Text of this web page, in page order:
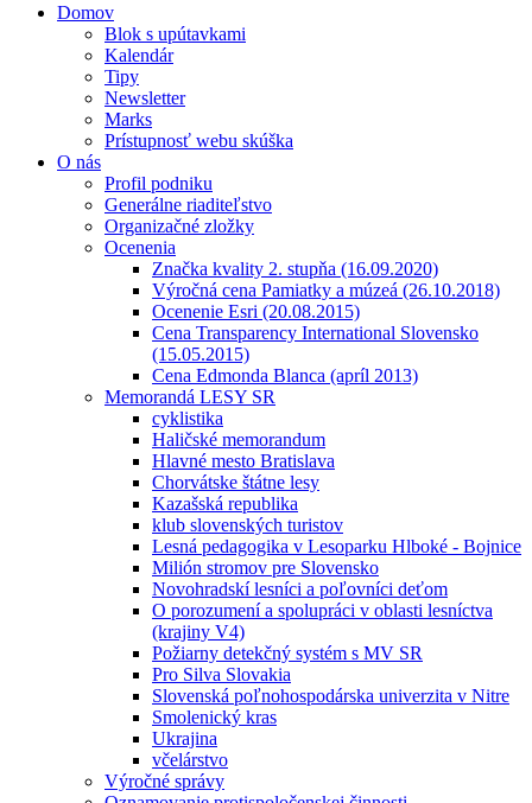
Domov
Blok s upútavkami
Kalendár
Tipy
Newsletter
Marks
Prístupnosť webu skúška
O nás
Profil podniku
Generálne riaditeľstvo
Organizačné zložky
Ocenenia
Značka kvality 2. stupňa (16.09.2020)
Výročná cena Pamiatky a múzeá (26.10.2018)
Ocenenie Esri (20.08.2015)
Cena Transparency International Slovensko
(15.05.2015)
Cena Edmonda Blanca (apríl 2013)
Memorandá LESY SR
cyklistika
Haličské memorandum
Hlavné mesto Bratislava
Chorvátske štátne lesy
Kazašská republika
klub slovenských turistov
Lesná pedagogika v Lesoparku Hlboké - Bojnice
Milión stromov pre Slovensko
Novohradskí lesníci a poľovníci deťom
O porozumení a spolupráci v oblasti lesníctva
(krajiny V4)
Požiarny detekčný systém s MV SR
Pro Silva Slovakia
Slovenská poľnohospodárska univerzita v Nitre
Smolenický kras
Ukrajina
včelárstvo
Výročné správy